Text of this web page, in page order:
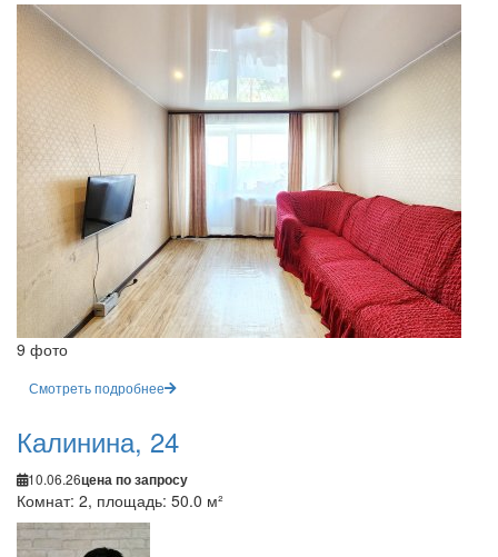
9 фото
Смотреть подробнее
Калинина, 24
10.06.26цена по запросу
Комнат: 2, площадь: 50.0 м²